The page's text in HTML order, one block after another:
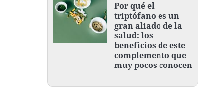
Por qué el
triptófano es un
gran aliado de la
salud: los
beneficios de este
complemento que
muy pocos conocen